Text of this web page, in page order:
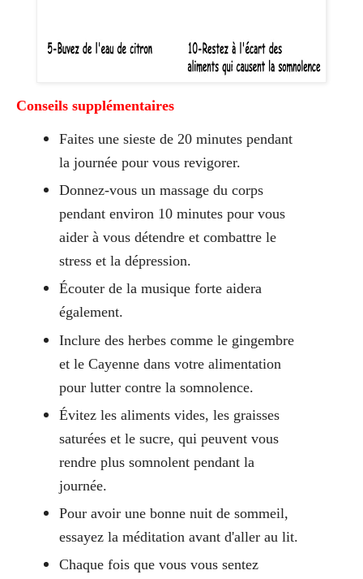
Conseils supplémentaires
Faites une sieste de 20 minutes pendant
la journée pour vous revigorer.
Donnez-vous un massage du corps
pendant environ 10 minutes pour vous
aider à vous détendre et combattre le
stress et la dépression.
Écouter de la musique forte aidera
également.
Inclure des herbes comme le gingembre
et le Cayenne dans votre alimentation
pour lutter contre la somnolence.
Évitez les aliments vides, les graisses
saturées et le sucre, qui peuvent vous
rendre plus somnolent pendant la
journée.
Pour avoir une bonne nuit de sommeil,
essayez la méditation avant d'aller au lit.
Chaque fois que vous vous sentez